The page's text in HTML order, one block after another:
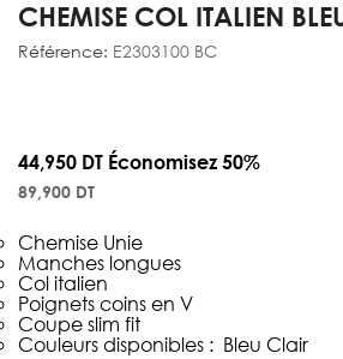
CHEMISE COL ITALIEN
Référence: E2303100 BC
44,950 DT Économisez 50%
89,900 DT
Chemise Unie
Manches longues
Col italien
Poignets coins en V
Coupe slim fit
Couleurs disponibles : Bleu Clair